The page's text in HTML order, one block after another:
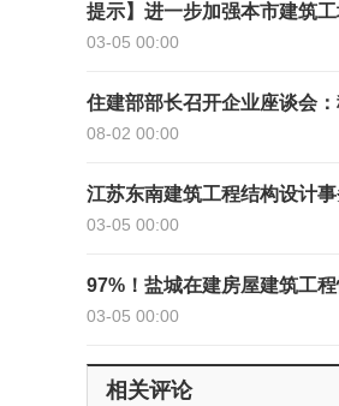
提示】进一步加强本市建筑
03-05 00:00
住建部部长召开企业座谈会
08-02 00:00
江苏东南建筑工程结构设计
03-05 00:00
97%！盐城在建房屋建筑工
03-05 00:00
相关评论